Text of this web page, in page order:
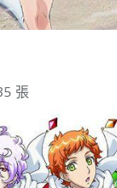
張